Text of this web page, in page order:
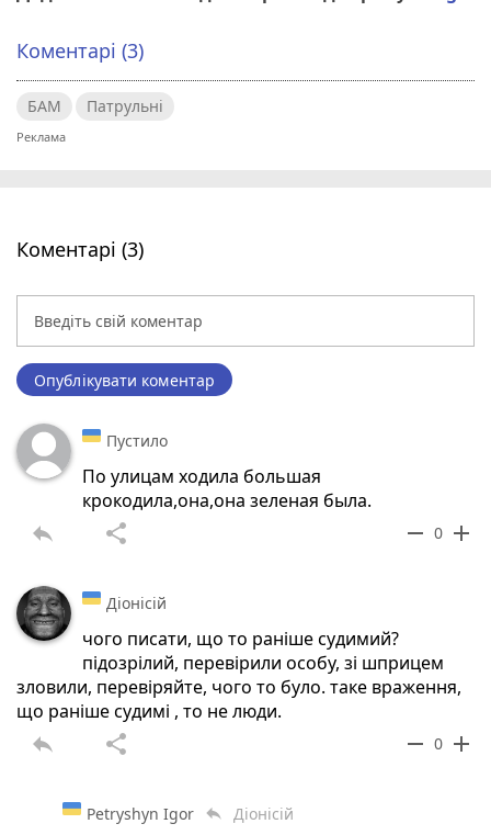
Коментарі (3)
БАМ Патрульні
Коментарі (3)
Опублікувати коментар
Пустило
По улицам ходила большая
крокодила,она,она зеленая была.
reply share remove 0 add
Діонісій
чого писати, що то раніше судимий?
підозрілий, перевірили особу, зі шприцем
зловили, перевіряйте, чого то було. таке враження,
що раніше судимі , то не люди.
reply share remove 0 add
Petryshyn Igor reply Діонісій